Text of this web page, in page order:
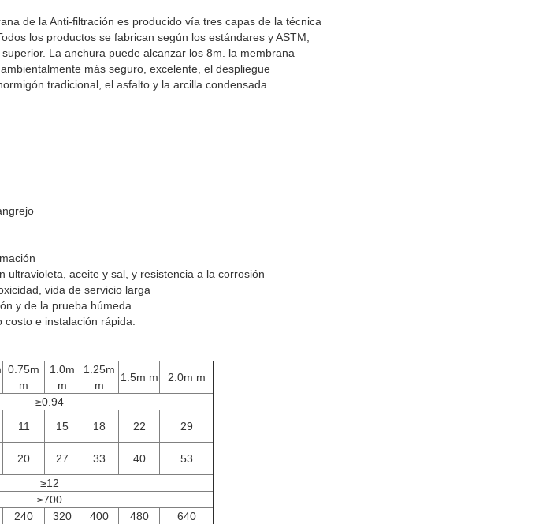
de la Anti-filtración es producido vía tres capas de la técnica
los productos se fabrican según los estándares y ASTM,
La anchura puede alcanzar los 8m. la membrana
más seguro, excelente, el despliegue
tradicional, el asfalto y la arcilla condensada.
ultravioleta, aceite y sal, y resistencia a la corrosión
vida de servicio larga
y de la prueba húmeda
e instalación rápida.
0.75m
m
1.0m
m
1.25m
m
1.5m m
2.0m m
≥0.94
11 15 18 22
29
20 27 33 40
53
≥12
≥700
240 320 400 480
640